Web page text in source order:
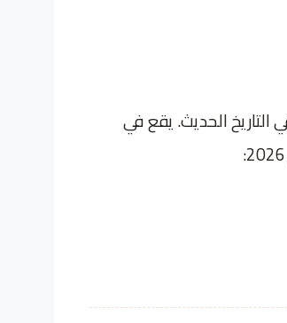
الحديث. يقع في